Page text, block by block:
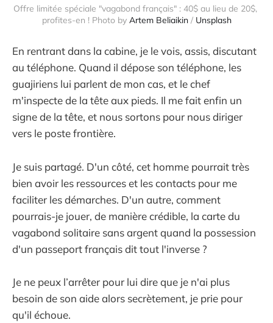
Offre limitée spéciale "vagabond français" : 40$ au lieu de 20$,
profites-en ! Photo by Artem Beliaikin / Unsplash
En rentrant dans la cabine, je le vois, assis, discutant
au téléphone. Quand il dépose son téléphone, les
guajiriens lui parlent de mon cas, et le chef
m'inspecte de la tête aux pieds. Il me fait enfin un
signe de la tête, et nous sortons pour nous diriger
vers le poste frontière.
Je suis partagé. D'un côté, cet homme pourrait très
bien avoir les ressources et les contacts pour me
faciliter les démarches. D'un autre, comment
pourrais-je jouer, de manière crédible, la carte du
vagabond solitaire sans argent quand la possession
d'un passeport français dit tout l'inverse ?
Je ne peux l’arrêter pour lui dire que je n'ai plus
besoin de son aide alors secrètement, je prie pour
qu'il échoue.